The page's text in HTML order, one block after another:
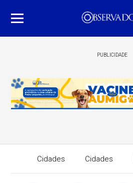
PUBLICIDADE
Cidades Cidades